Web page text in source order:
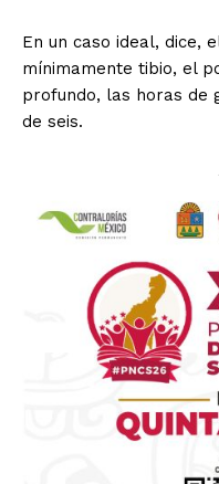
En un caso ideal, dice,
mínimamente tibio, el
profundo, las horas de
de seis.